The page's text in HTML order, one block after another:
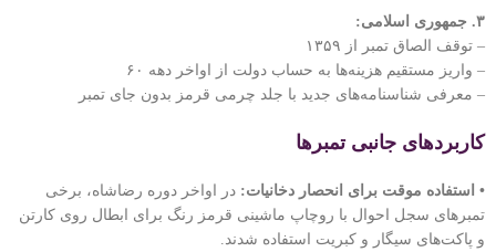
۳. جمهوری اسلامی:
– توقف الصاق تمبر از ۱۳۵۹
– واریز مستقیم هزینه‌ها به حساب دولت از اواخر دهه ۶۰
– معرفی شناسنامه‌های جدید با جلد چرمی قرمز بدون جای تمبر
کاربردهای جانبی تمبرها
• استفاده موقت برای انحصار دخانیات: در اواخر دوره رضاشاه، برخی
تمبرهای سجل احوال با روچاپ ماشینی قرمز رنگ برای ابطال روی کارتن
و پاکت‌های سیگار و کبریت استفاده شدند.